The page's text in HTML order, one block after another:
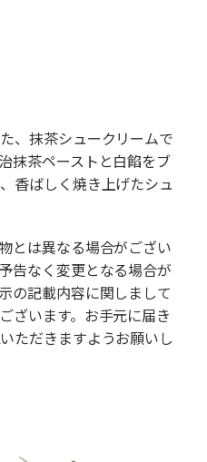
、抹茶シュークリームで
抹茶ペーストと白餡をブ
香ばしく焼き上げたシュ
とは異なる場合がござい
告なく変更となる場合が
の記載内容に関しまして
ざいます。お手元に届き
ただきますようお願いし